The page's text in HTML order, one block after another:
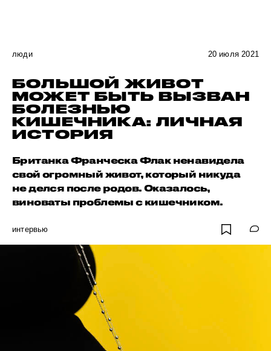
люди 20 июля 2021
БОЛЬШОЙ ЖИВОТ
МОЖЕТ БЫТЬ ВЫЗВАН
БОЛЕЗНЬЮ
КИШЕЧНИКА: ЛИЧНАЯ
ИСТОРИЯ
Британка Франческа Флак ненавидела
свой огромный живот, который никуда
не делся после родов. Оказалось,
виноваты проблемы с кишечником.
интервью